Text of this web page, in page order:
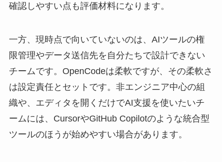
確認しやすい点も評価材料になります。
一方、現時点で向いていないのは、AIツールの権
限管理やデータ送信先を自分たちで設計できない
チームです。OpenCodeは柔軟ですが、その柔軟さ
は設定責任とセットです。非エンジニア中心の組
織や、エディタを開くだけでAI支援を使いたいチ
ームには、CursorやGitHub Copilotのような統合型
ツールのほうが始めやすい場合があります。